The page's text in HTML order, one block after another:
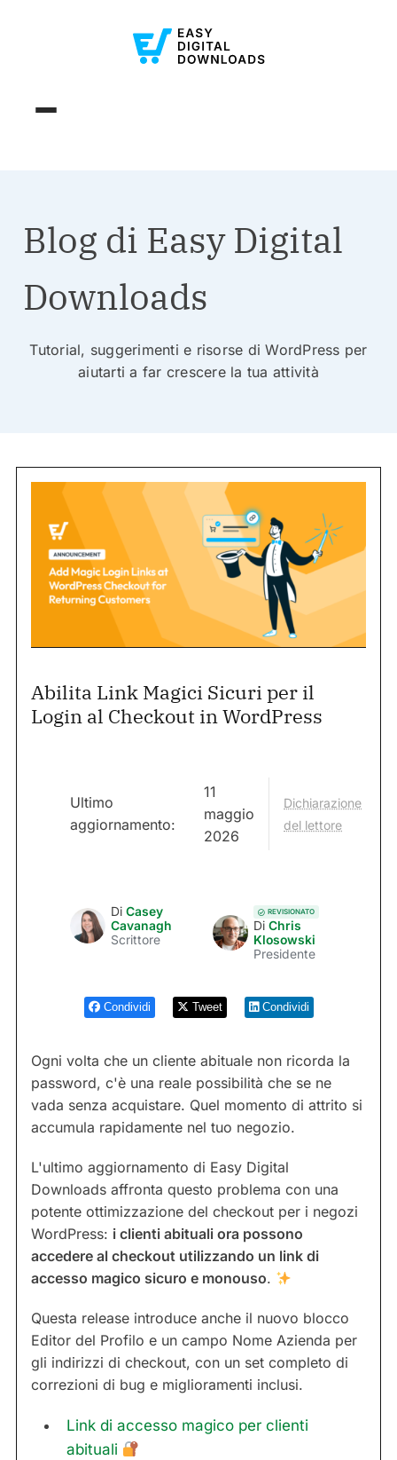
Blog di Easy Digital
Downloads
Tutorial, suggerimenti e risorse di WordPress per
aiutarti a far crescere la tua attività
Abilita Link Magici Sicuri per il
Login al Checkout in WordPress
Ultimo
aggiornamento:
11
maggio
2026
Dichiarazione
del lettore
Di Casey
Cavanagh
Scrittore
REVISIONATO
Di Chris
Klosowski
Presidente
Condividi Tweet Condividi
Ogni volta che un cliente abituale non ricorda la
password, c'è una reale possibilità che se ne
vada senza acquistare. Quel momento di attrito si
accumula rapidamente nel tuo negozio.
L'ultimo aggiornamento di Easy Digital
Downloads affronta questo problema con una
potente ottimizzazione del checkout per i negozi
WordPress: i clienti abituali ora possono
accedere al checkout utilizzando un link di
accesso magico sicuro e monouso.
Questa release introduce anche il nuovo blocco
Editor del Profilo e un campo Nome Azienda per
gli indirizzi di checkout, con un set completo di
correzioni di bug e miglioramenti inclusi.
Link di accesso magico per clienti
abituali